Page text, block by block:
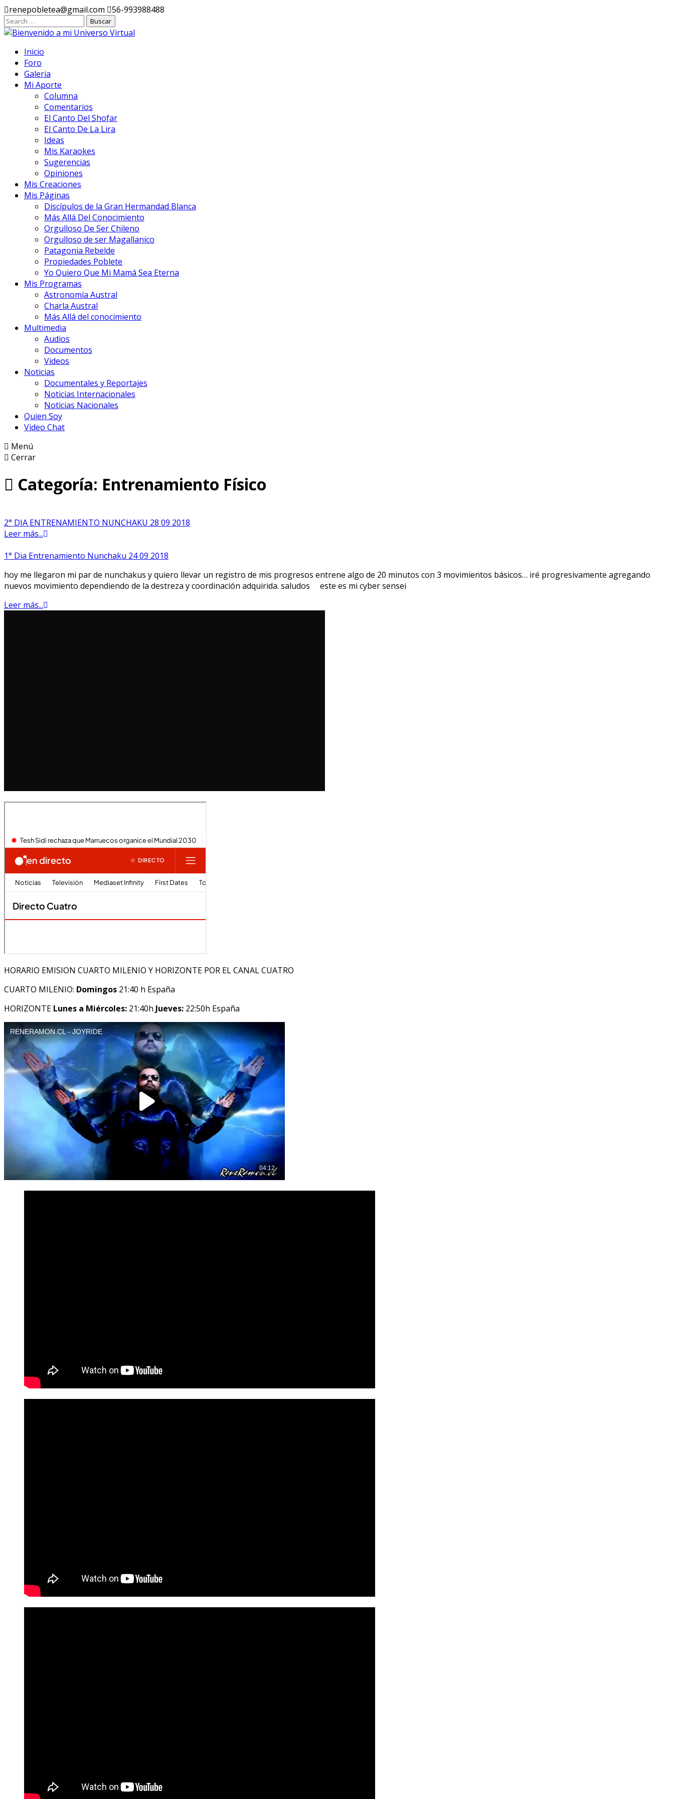
Ir
al
contenido
renepobletea@gmail.com 56-993988488
Inicio
Foro
Galeria
Mi Aporte
Columna
Comentarios
El Canto Del Shofar
El Canto De La Lira
Ideas
Mis Karaokes
Sugerencias
Opiniones
Mis Creaciones
Mis Páginas
Discípulos de la Gran Hermandad Blanca
Más Allá Del Conocimiento
Orgulloso De Ser Chileno
Orgulloso de ser Magallanico
Patagonia Rebelde
Propiedades Poblete
Yo Quiero Que Mi Mamá Sea Eterna
Mis Programas
Astronomía Austral
Charla Austral
Más Allá del conocimiento
Multimedia
Audios
Documentos
Videos
Noticias
Documentales y Reportajes
Noticias Internacionales
Noticias Nacionales
Quien Soy
Video Chat
Menú
Cerrar
Categoría: Entrenamiento Físico
2° DIA ENTRENAMIENTO NUNCHAKU 28 09 2018
Leer más...
1° Dia Entrenamiento Nunchaku 24 09 2018
hoy me llegaron mi par de nunchakus y quiero llevar un registro de mis progresos entrene algo de 20 minutos con 3 movimientos básicos… iré progresivamente agregando
nuevos movimiento dependiendo de la destreza y coordinación adquirida. saludos este es mi cyber sensei
Leer más...
HORARIO EMISION CUARTO MILENIO Y HORIZONTE POR EL CANAL CUATRO
CUARTO MILENIO: Domingos 21:40 h España
HORIZONTE Lunes a Miércoles: 21:40h Jueves: 22:50h España